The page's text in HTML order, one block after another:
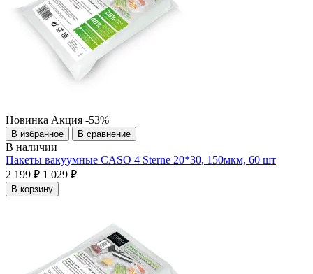
Новинка Акция -53%
В избранное В сравнение
В наличии
Пакеты вакуумные CASO 4 Sterne 20*30, 150мкм, 60 шт
2 199 ₽ 1 029 ₽
В корзину